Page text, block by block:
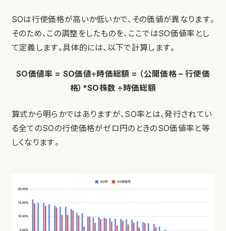
SOは行使価格が高いか低いかで、その価値が異なります。
そのため、この調整をしたものを、ここではSO価値率とし
て定義します。具体的には、以下で計算します。
SO価値率 = SO価値÷時価総額 = （公開価格 – 行使価
格）*SO株数 ÷時価総額
算式から明らかではありますが、SO率とは、発行されてい
る全てのSOの行使価格がゼロ円のときのSO価値率と等
しくなります。